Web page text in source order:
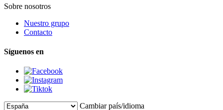
Sobre nosotros
Nuestro grupo
Contacto
Síguenos en
Cambiar país/idioma